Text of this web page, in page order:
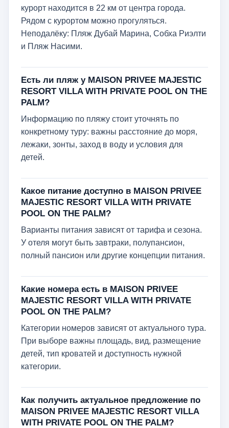
курорт находится в 22 км от центра города.
Рядом с курортом можно прогуляться.
Неподалёку: Пляж Дубай Марина, Собха Риэлти
и Пляж Насими.
Есть ли пляж у MAISON PRIVEE MAJESTIC
RESORT VILLA WITH PRIVATE POOL ON THE
PALM?
Информацию по пляжу стоит уточнять по
конкретному туру: важны расстояние до моря,
лежаки, зонты, заход в воду и условия для
детей.
Какое питание доступно в MAISON PRIVEE
MAJESTIC RESORT VILLA WITH PRIVATE
POOL ON THE PALM?
Варианты питания зависят от тарифа и сезона.
У отеля могут быть завтраки, полупансион,
полный пансион или другие концепции питания.
Какие номера есть в MAISON PRIVEE
MAJESTIC RESORT VILLA WITH PRIVATE
POOL ON THE PALM?
Категории номеров зависят от актуального тура.
При выборе важны площадь, вид, размещение
детей, тип кроватей и доступность нужной
категории.
Как получить актуальное предложение по
MAISON PRIVEE MAJESTIC RESORT VILLA
WITH PRIVATE POOL ON THE PALM?